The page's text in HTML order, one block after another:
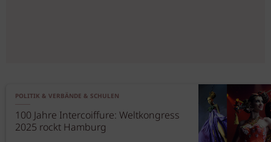
POLITIK & VERBÄNDE & SCHULEN
100 Jahre Intercoiffure: Weltkongress
2025 rockt Hamburg